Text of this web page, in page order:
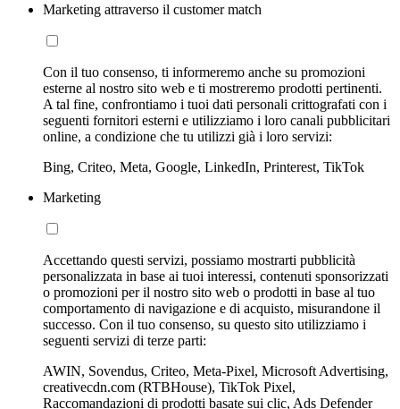
Marketing attraverso il customer match
Con il tuo consenso, ti informeremo anche su promozioni
esterne al nostro sito web e ti mostreremo prodotti pertinenti.
A tal fine, confrontiamo i tuoi dati personali crittografati con i
seguenti fornitori esterni e utilizziamo i loro canali pubblicitari
online, a condizione che tu utilizzi già i loro servizi:
Bing, Criteo, Meta, Google, LinkedIn, Printerest, TikTok
Marketing
Accettando questi servizi, possiamo mostrarti pubblicità
personalizzata in base ai tuoi interessi, contenuti sponsorizzati
o promozioni per il nostro sito web o prodotti in base al tuo
comportamento di navigazione e di acquisto, misurandone il
successo. Con il tuo consenso, su questo sito utilizziamo i
seguenti servizi di terze parti:
AWIN, Sovendus, Criteo, Meta-Pixel, Microsoft Advertising,
creativecdn.com (RTBHouse), TikTok Pixel,
Raccomandazioni di prodotti basate sui clic, Ads Defender